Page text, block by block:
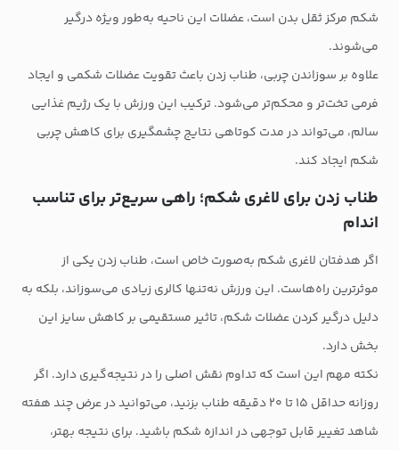
شکم مرکز ثقل بدن است، عضلات این ناحیه به‌طور ویژه درگیر
می‌شوند.
علاوه بر سوزاندن چربی، طناب زدن باعث تقویت عضلات شکمی و ایجاد
فرمی تخت‌تر و محکم‌تر می‌شود. ترکیب این ورزش با یک رژیم غذایی
سالم، می‌تواند در مدت کوتاهی نتایج چشمگیری برای کاهش چربی
شکم ایجاد کند.
طناب زدن برای لاغری شکم؛ راهی سریع‌تر برای تناسب
اندام
اگر هدفتان لاغری شکم به‌صورت خاص است، طناب زدن یکی از
موثرترین راه‌هاست. این ورزش نه‌تنها کالری زیادی می‌سوزاند، بلکه به
دلیل درگیر کردن عضلات شکم، تاثیر مستقیمی بر کاهش سایز این
بخش دارد.
نکته مهم این است که تداوم نقش اصلی را در نتیجه‌گیری دارد. اگر
روزانه حداقل ۱۵ تا ۲۰ دقیقه طناب بزنید، می‌توانید در عرض چند هفته
شاهد تغییر قابل توجهی در اندازه شکم باشید. برای نتیجه بهتر،